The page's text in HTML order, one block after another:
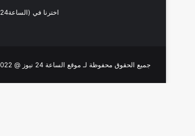
جميع الحقوق محفوظة لـ موقع الساعة 24 نيوز @ 2022-2023